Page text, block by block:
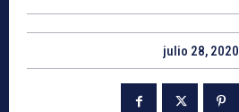
julio 28, 2020